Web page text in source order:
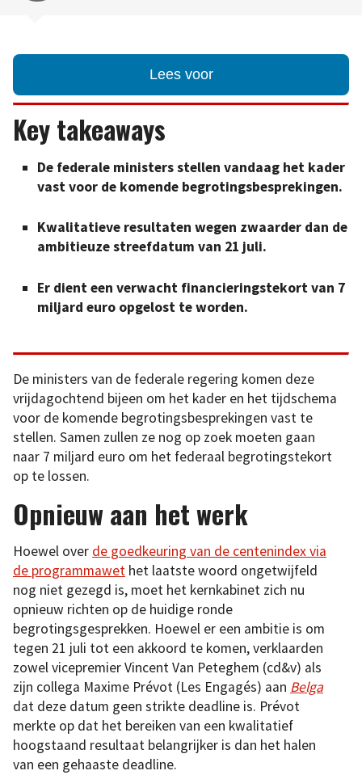
Lees voor
Key takeaways
De federale ministers stellen vandaag het kader
vast voor de komende begrotingsbesprekingen.
Kwalitatieve resultaten wegen zwaarder dan de
ambitieuze streefdatum van 21 juli.
Er dient een verwacht financieringstekort van 7
miljard euro opgelost te worden.
De ministers van de federale regering komen deze
vrijdagochtend bijeen om het kader en het tijdschema
voor de komende begrotingsbesprekingen vast te
stellen. Samen zullen ze nog op zoek moeten gaan
naar 7 miljard euro om het federaal begrotingstekort
op te lossen.
Opnieuw aan het werk
Hoewel over de goedkeuring van de centenindex via
de programmawet het laatste woord ongetwijfeld
nog niet gezegd is, moet het kernkabinet zich nu
opnieuw richten op de huidige ronde
begrotingsgesprekken. Hoewel er een ambitie is om
tegen 21 juli tot een akkoord te komen, verklaarden
zowel vicepremier Vincent Van Peteghem (cd&v) als
zijn collega Maxime Prévot (Les Engagés) aan Belga
dat deze datum geen strikte deadline is. Prévot
merkte op dat het bereiken van een kwalitatief
hoogstaand resultaat belangrijker is dan het halen
van een gehaaste deadline.